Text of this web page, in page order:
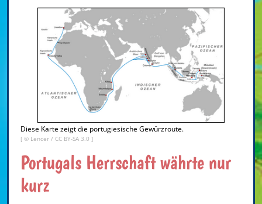
Diese Karte zeigt die portugiesische Gewürzroute.
[ © Lencer / CC BY-SA 3.0 ]
Portugals Herrschaft währte nur
kurz